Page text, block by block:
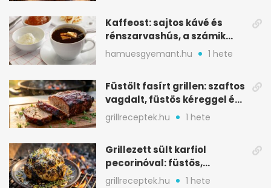
Kaffeost: sajtos kávé és
rénszarvashús, a számik
melegítő itala
hamuesgyemant.hu 1 hete
Füstölt fasírt grillen: szaftos
vagdalt, füstös kéreggel és
BBQ mázzal
grillreceptek.hu 1 hete
Grillezett sült karfiol
pecorinóval: füstös,
karamellizált nyári kedvenc
grillreceptek.hu 1 hete